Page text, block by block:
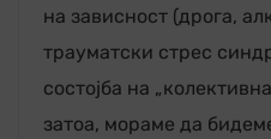
на зависност (дрога,
трауматски стрес
состојба на
затоа, мораме да